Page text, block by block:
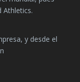
Athletics.
y desde el